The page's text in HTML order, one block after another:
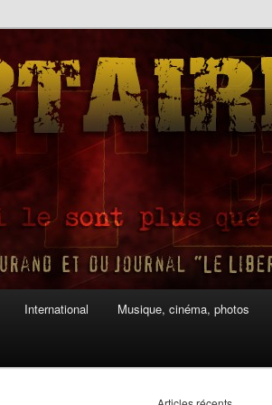
International Musique, cinéma, photos